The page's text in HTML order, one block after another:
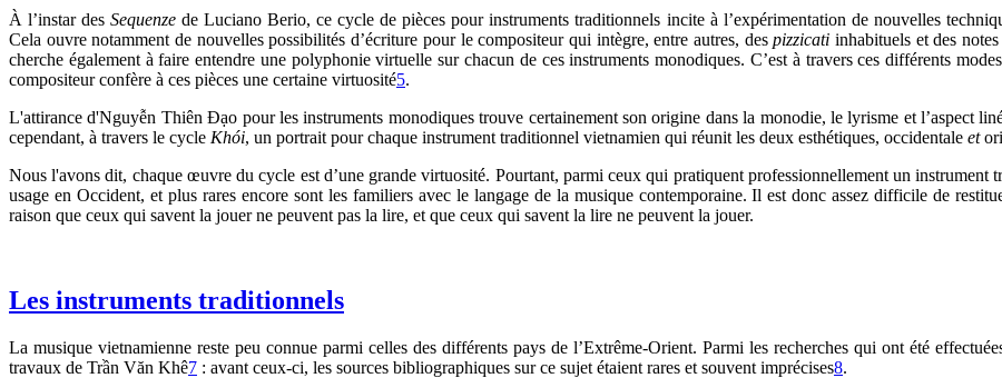
À l’instar desSequenzede Luciano Berio, ce cycle de pièces pour instruments traditionnels incite à l’expérimentation de nouvelles
Cela ouvre notamment de nouvelles possibilités d’écriture pour le compositeur qui intègre, entre autres, despizzicatiinhabituels et des
cherche également à faire entendre une polyphonie virtuelle sur chacun de ces instruments monodiques. C’est à travers ces différents
compositeur confère à ces pièces une certaine virtuosité5.
L'attirance d'Nguyễn Thiên Đạo pour les instruments monodiques trouve certainement son origine dans la monodie, le lyrisme et l’aspect
cependant, à travers le cycle Khói, un portrait pour chaque instrument traditionnel vietnamien qui réunit les deux esthétiques, occidentale et
Nous l'avons dit, chaque œuvre du cycle est d’une grande virtuosité. Pourtant, parmi ceux qui pratiquent professionnellement un instrument
usage en Occident, et plus rares encore sont les familiers avec le langage de la musique contemporaine. Il est donc assez difficile de
raison que ceux qui savent la jouer ne peuvent pas la lire, et que ceux qui savent la lire ne peuvent la jouer.
Les instruments traditionnels
La musique vietnamienne reste peu connue parmi celles des différents pays de l’Extrême-Orient. Parmi les recherches qui ont été
travaux de Trần Văn Khê7 : avant ceux-ci, les sources bibliographiques sur ce sujet étaient rares et souvent imprécises8.